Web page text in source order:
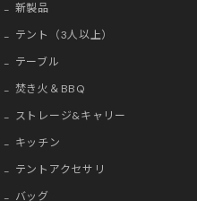
新製品
テント（3人以上）
テーブル
焚き火＆BBQ
ストレージ&キャリー
キッチン
テントアクセサリ
バッグ